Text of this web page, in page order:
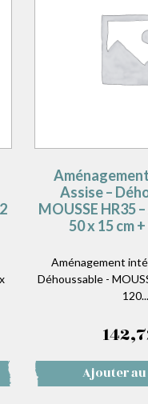
Assise –
MOUSSE HR35
50 x 15 cm
Aménagement
Déhoussable -
120...
Ajouter